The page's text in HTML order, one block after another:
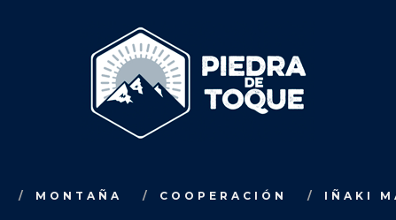
MONTAÑA COOPERACIÓN IÑAKI